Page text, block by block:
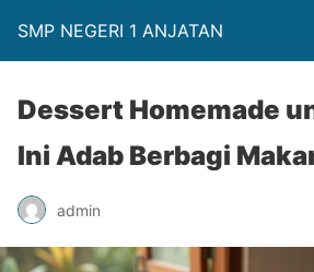
SMP NEGERI 1 ANJATAN
Dessert Homemade
Ini Adab Berbagi
admin